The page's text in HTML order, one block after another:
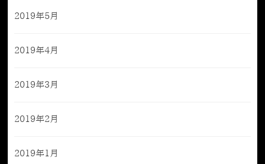
2019年5月
2019年4月
2019年3月
2019年2月
2019年1月